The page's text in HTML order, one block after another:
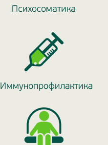
Психосоматика
Иммунопрофилактика